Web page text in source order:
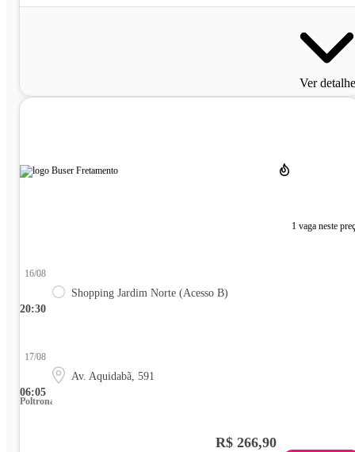
Ver
1 vaga neste
20:30
16/08
Shopping Jardim Norte (Acesso B)
06:05
17/08
Av. Aquidabã, 591
Poltrona
R$ 266,90